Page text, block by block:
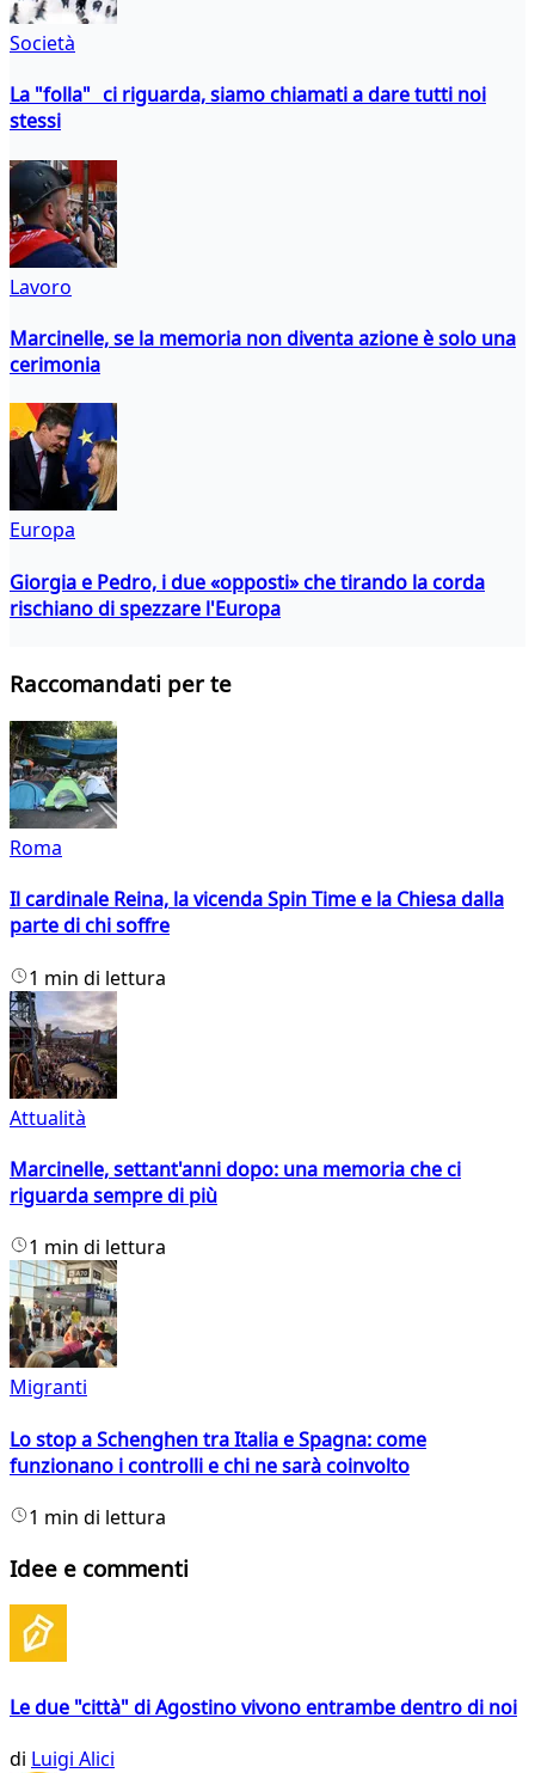
Società
La "folla" ci riguarda, siamo chiamati a dare tutti noi
stessi
Lavoro
Marcinelle, se la memoria non diventa azione è solo una
cerimonia
Europa
Giorgia e Pedro, i due «opposti» che tirando la corda
rischiano di spezzare l'Europa
Raccomandati per te
Roma
Il cardinale Reina, la vicenda Spin Time e la Chiesa dalla
parte di chi soffre
1 min di lettura
Attualità
Marcinelle, settant'anni dopo: una memoria che ci
riguarda sempre di più
1 min di lettura
Migranti
Lo stop a Schenghen tra Italia e Spagna: come
funzionano i controlli e chi ne sarà coinvolto
1 min di lettura
Idee e commenti
Le due "città" di Agostino vivono entrambe dentro di noi
di Luigi Alici